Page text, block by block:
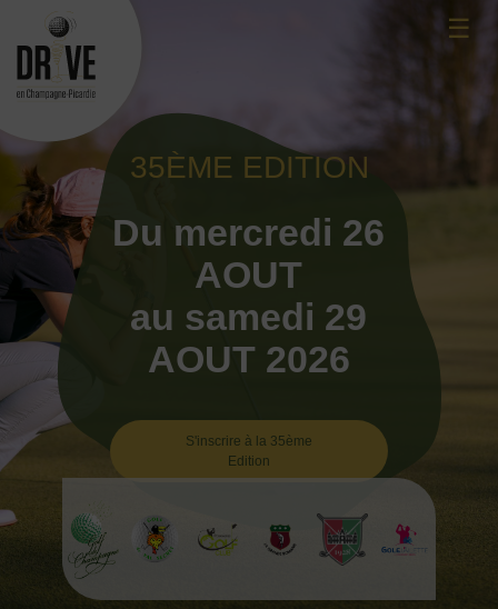
content
☰
35ÈME EDITION
Du mercredi 26
AOUT
au samedi 29
AOUT 2026
S'inscrire à la 35ème
Edition